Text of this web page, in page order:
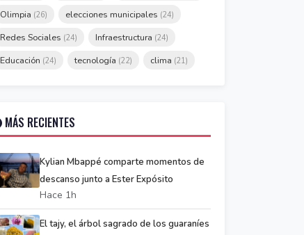
Olimpia (26) elecciones municipales (24)
Redes Sociales (24) Infraestructura (24)
Educación (24) tecnología (22) clima (21)
MÁS RECIENTES
Kylian Mbappé comparte momentos de
descanso junto a Ester Expósito
Hace 1h
El tajy, el árbol sagrado de los guaraníes